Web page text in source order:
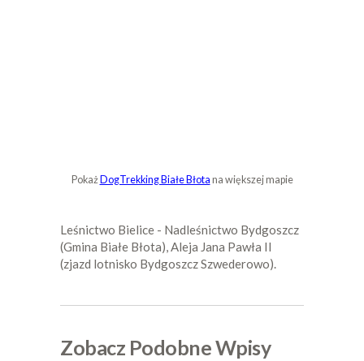
Pokaż DogTrekking Białe Błota na większej mapie
Leśnictwo Bielice - Nadleśnictwo Bydgoszcz
(Gmina Białe Błota), Aleja Jana Pawła II
(zjazd lotnisko Bydgoszcz Szwederowo).
Zobacz Podobne Wpisy